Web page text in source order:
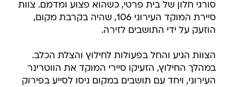
סורגי חלון של בית פרטי, כשהוא פצוע ומדמם. צוות
סיירת המוקד העירוני 106, שהיה בקרבת מקום,
הוזעק על ידי התושבים לזירה.
הצוות הגיע והחל בפעולות לחילוץ והצלת הכלב.
במהלך החילוץ, הזעיקו סיירי המוקד את הווטרינר
העירוני, ויחד עם תושבים במקום ניסו לסייע בפירוק